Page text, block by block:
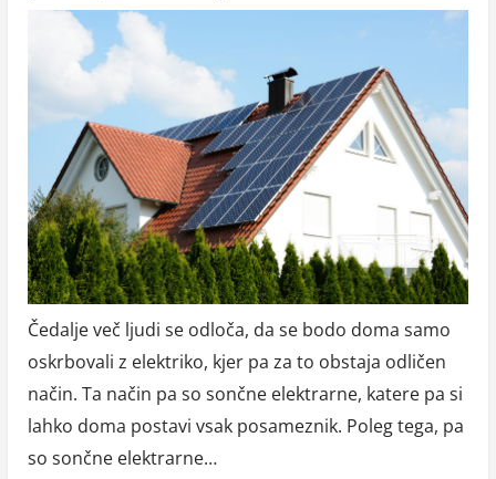
Čedalje več ljudi se odloča, da se bodo doma samo
oskrbovali z elektriko, kjer pa za to obstaja odličen
način. Ta način pa so sončne elektrarne, katere pa si
lahko doma postavi vsak posameznik. Poleg tega, pa
so sončne elektrarne…